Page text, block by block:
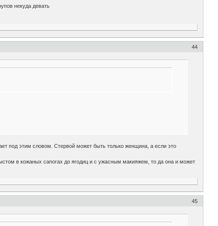
некуда девать
44
под этим словом. Стервой может быть только женщина, а если это
в кожаных сапогах до ягодиц и с ужасным макияжем, то да она и может
45